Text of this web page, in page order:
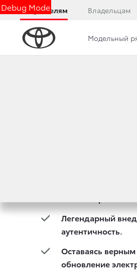
Debug Mode
Покупателям Владельцам
Модельный
Легендарный
аутентичность.
Оставаясь
обновление